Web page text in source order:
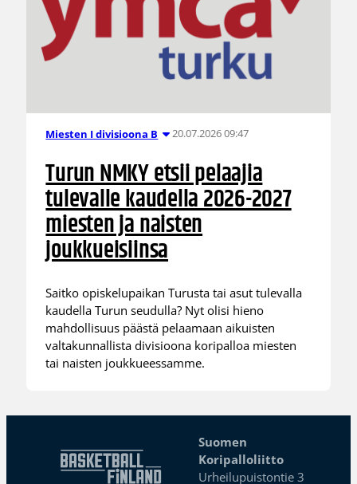
Miesten I divisioona B 20.07.2026 09:47
Turun NMKY etsii pelaajia
tulevalle kaudella 2026-2027
miesten ja naisten
joukkueisiinsa
Saitko opiskelupaikan Turusta tai asut tulevalla
kaudella Turun seudulla? Nyt olisi hieno
mahdollisuus päästä pelaamaan aikuisten
valtakunnallista divisioona koripalloa miesten
tai naisten joukkueessamme.
Suomen
Koripalloliitto
Urheilupuistontie 3